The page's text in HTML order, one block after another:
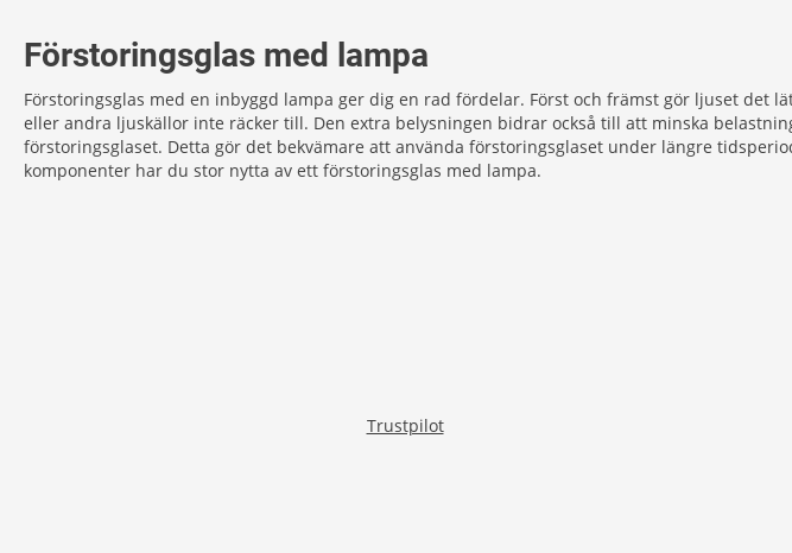
Förstoringsglas med lampa
Förstoringsglas med en inbyggd lampa ger dig en rad fördelar. Först och främst gör ljuset
eller andra ljuskällor inte räcker till. Den extra belysningen bidrar också till att minska
förstoringsglaset. Detta gör det bekvämare att använda förstoringsglaset under längre
komponenter har du stor nytta av ett förstoringsglas med lampa.
Trustpilot